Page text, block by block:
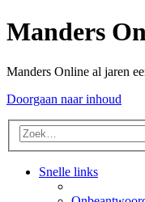
Manders
Manders Online al jaren
Doorgaan naar inhoud
Snelle links